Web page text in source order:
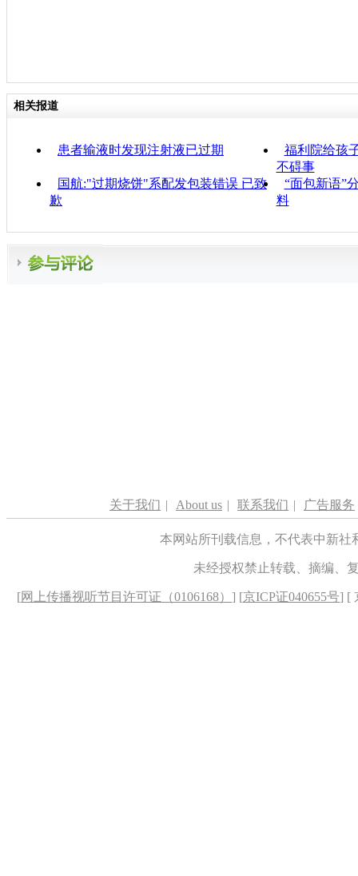
相关报道
患者输液时发现注射液已过期
福利院给孩
不碍事
国航:"过期烧饼"系配发包装错误 已致
歉
“面包新语”
料
关于我们 | About us | 联系我们 | 广告服务
本网站所刊载信息，不代表中新
未经授权禁止转载、摘编、
[网上传播视听节目许可证（0106168） ] [京ICP证040655号] [